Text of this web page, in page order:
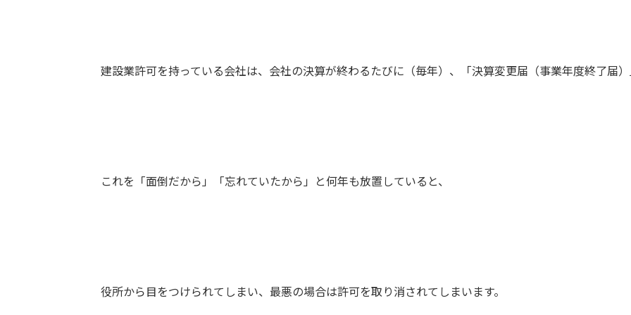
建設業許可を持っている会社は、会社の決算が終わるたびに（毎年）、「決算変更届（事業年度終了届
これを「面倒だから」「忘れていたから」と何年も放置していると、
役所から目をつけられてしまい、最悪の場合は許可を取り消されてしまいます。